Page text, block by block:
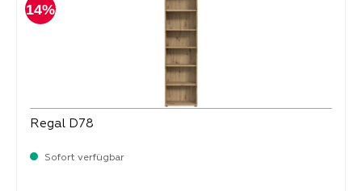
14%
Regal D78
Sofort verfügbar